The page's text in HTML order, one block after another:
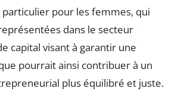
pour les femmes, qui
dans le secteur
capital visant à garantir une
pourrait ainsi contribuer à un
plus équilibré et juste.